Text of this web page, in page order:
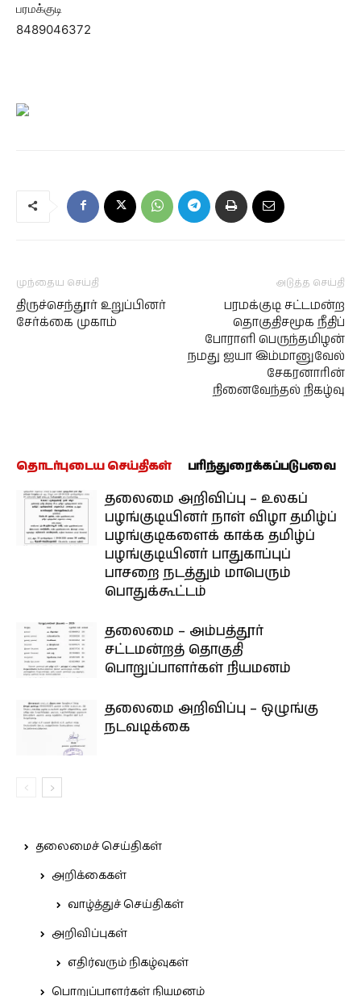
பரமக்குடி
8489046372
முந்தைய செய்தி
திருச்செந்தூர் உறுப்பினர்
சேர்க்கை முகாம்
அடுத்த செய்தி
பரமக்குடி சட்டமன்ற
தொகுதிசமூக நீதிப்
போராளி பெருந்தமிழன்
நமது ஐயா இம்மானுவேல்
சேகரனாரின்
நினைவேந்தல் நிகழ்வு
தொடர்புடைய செய்திகள் பரிந்துரைக்கப்படுபவை
தலைமை அறிவிப்பு – உலகப்
பழங்குடியினர் நாள் விழா தமிழ்ப்
பழங்குடிகளைக் காக்க தமிழ்ப்
பழங்குடியினர் பாதுகாப்புப்
பாசறை நடத்தும் மாபெரும்
பொதுக்கூட்டம்
தலைமை – அம்பத்தூர்
சட்டமன்றத் தொகுதி
பொறுப்பாளர்கள் நியமனம்
தலைமை அறிவிப்பு – ஒழுங்கு
நடவடிக்கை
தலைமைச் செய்திகள்
அறிக்கைகள்
வாழ்த்துச் செய்திகள்
அறிவிப்புகள்
எதிர்வரும் நிகழ்வுகள்
பொறுப்பாளர்கள் நியமனம்